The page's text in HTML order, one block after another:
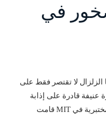
في
الزلزال لا تقتصر فقط على
عنيفة قادرة على إذابة
الصخور المحيطة بمنطقة مركز الزلزال. أبحاث مختبرية في MIT قامت